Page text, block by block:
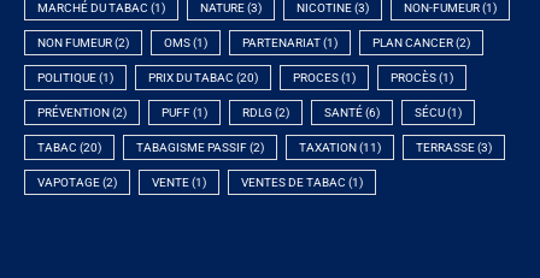
MARCHÉ DU TABAC (1) NATURE(3) NICOTINE(3) NON-FUMEUR(1)
NON FUMEUR(2) OMS(1) PARTENARIAT(1) PLAN CANCER(2)
POLITIQUE(1) PRIX DU TABAC (20) PROCES(1) PROCÈS(1)
PRÉVENTION (2) PUFF(1) RDLG (2) SANTÉ(6) SÉCU(1)
TABAC (20) TABAGISME PASSIF(2) TAXATION (11) TERRASSE(3)
VAPOTAGE(2) VENTE(1) VENTES DE TABAC (1)